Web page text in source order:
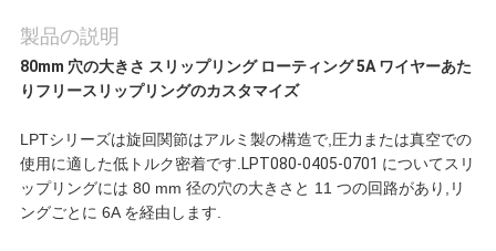
達
に
連
絡
製品の説明
80mm 穴の大きさ スリップリング ローティング 5A ワイヤーあた
り フリースリップリングのカスタマイズ
LPTシリーズは旋回関節はアルミ製の構造で,圧力または真空での
使用に適した低トルク密着です.LPT080-0405-0701 についてスリ
ップリングには 80 mm 径の穴の大きさと 11 つの回路があり,リ
ングごとに 6A を経由します.